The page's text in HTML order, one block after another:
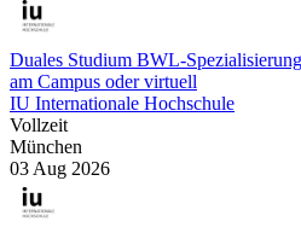
Duales Studium BWL-
am Campus oder virtuell
IU Internationale Hochschule
Vollzeit
München
03 Aug 2026